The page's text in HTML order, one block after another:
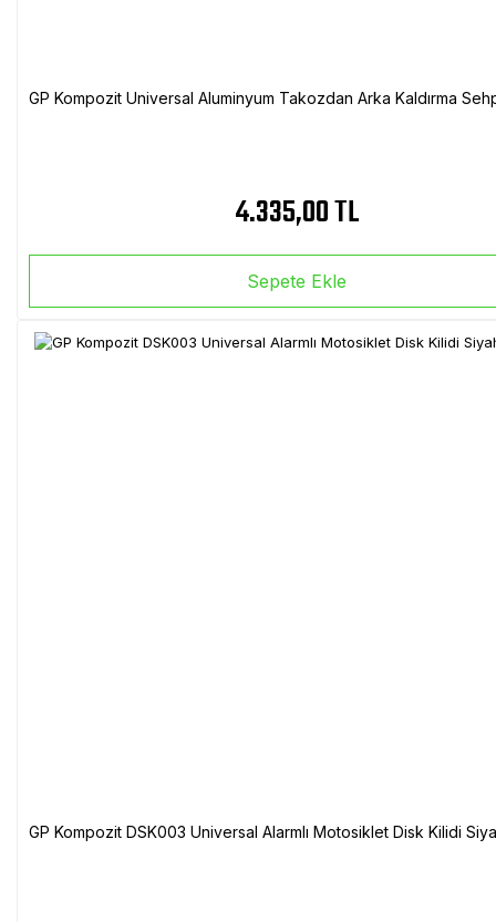
GP Kompozit Universal Aluminyum Takozdan Arka Kaldırma
4.335,00 TL
Sepete Ekle
GP Kompozit DSK003 Universal Alarmlı Motosiklet Disk Kilidi